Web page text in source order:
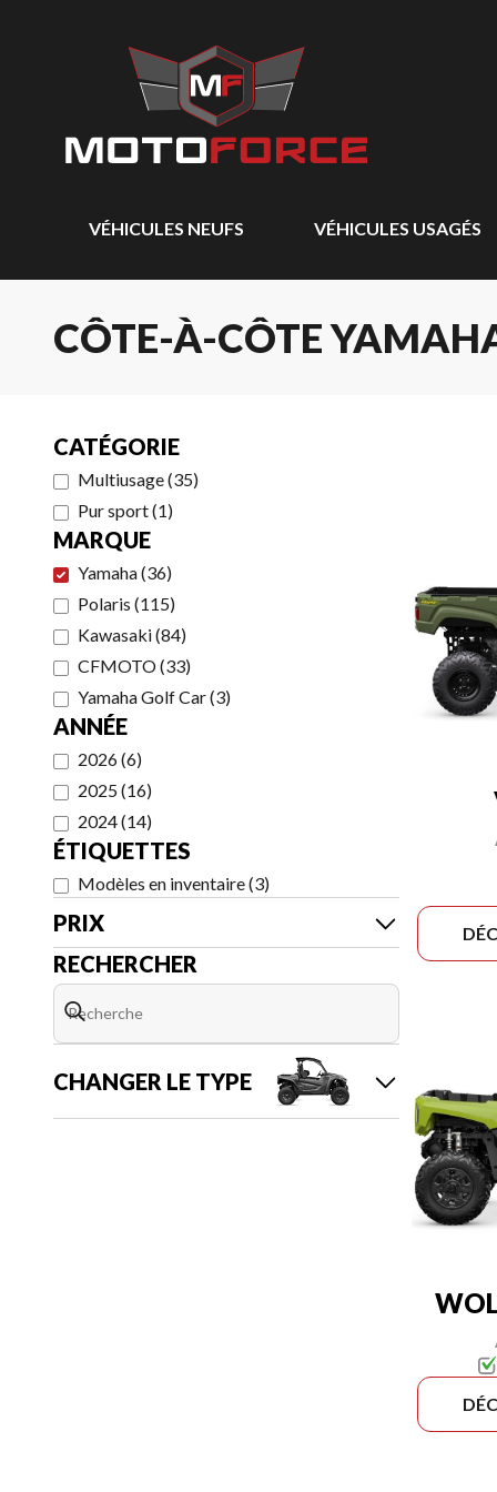
VÉHICULES NEUFS VÉHICULES USAGÉS
CÔTE-À-CÔTE
CATÉGORIE
Multiusage(35)
Pur sport(1)
MARQUE
Yamaha(36)
Polaris (115)
Kawasaki(84)
CFMOTO(33)
Yamaha Golf Car(3)
ANNÉE
2026(6)
2025(16)
2024(14)
ÉTIQUETTES
Modèles en inventaire(3)
PRIX
RECHERCHER
CHANGER LE TYPE